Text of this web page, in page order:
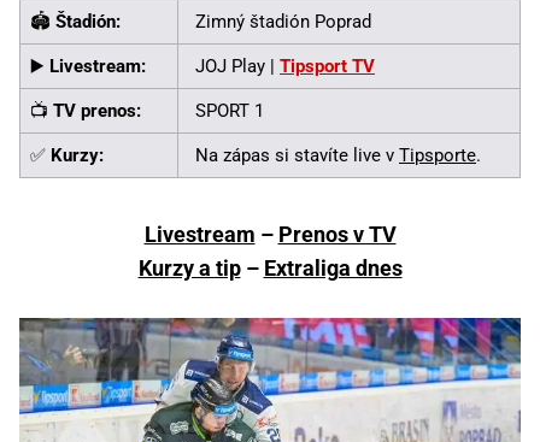
🏟️ Štadión: Zimný štadión Poprad
▶️ Livestream: JOJ Play | Tipsport TV
📺 TV prenos: SPORT 1
✅ Kurzy: Na zápas si stavíte live v Tipsporte.
Livestream – Prenos v TV
Kurzy a tip– Extraliga dnes